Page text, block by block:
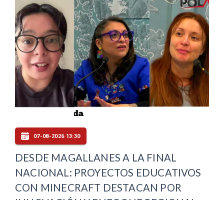
07-08-2026 13:30
DESDE MAGALLANES A LA FINAL
NACIONAL: PROYECTOS EDUCATIVOS
CON MINECRAFT DESTACAN POR